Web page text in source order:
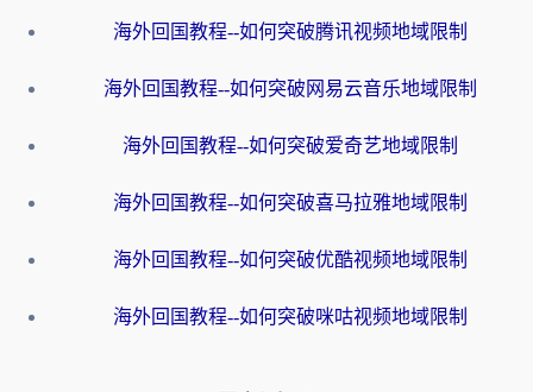
海外回国教程--如何突破腾讯视频地域限制
海外回国教程--如何突破网易云音乐地域限制
海外回国教程--如何突破爱奇艺地域限制
海外回国教程--如何突破喜马拉雅地域限制
海外回国教程--如何突破优酷视频地域限制
海外回国教程--如何突破咪咕视频地域限制